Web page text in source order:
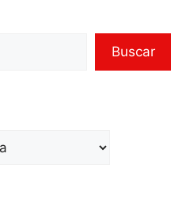
Buscar